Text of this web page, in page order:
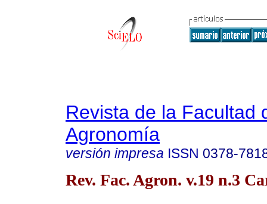
Revista de la Facultad
Agronomía
versión impresa ISSN 0378-
Rev. Fac. Agron. v.19 n.3